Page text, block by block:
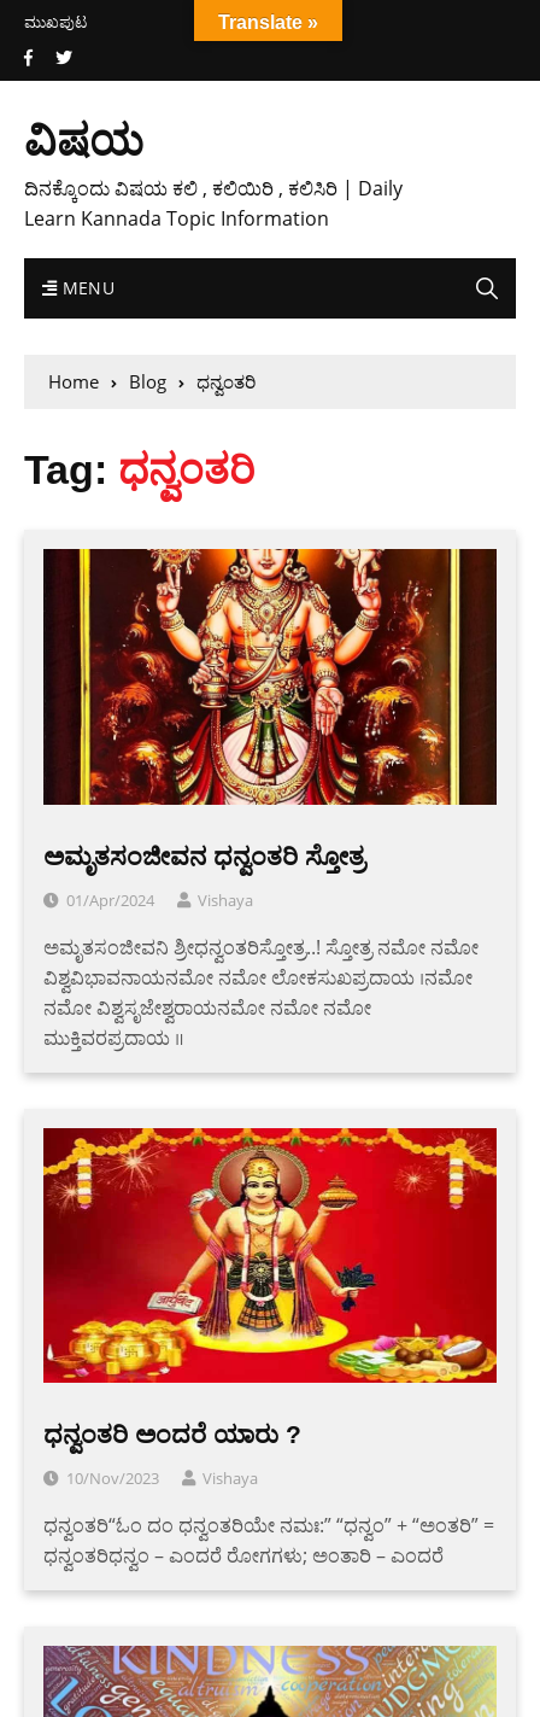
ಮುಖಪುಟ
ವಿಷಯ
ದಿನಕ್ಕೊಂದು ವಿಷಯ ಕಲಿ , ಕಲಿಯಿರಿ , ಕಲಿಸಿರಿ | Daily
Learn Kannada Topic Information
MENU
Home Blog ಧನ್ವಂತರಿ
Tag: ಧನ್ವಂತರಿ
ಅಮೃತಸಂಜೀವನ ಧನ್ವಂತರಿ ಸ್ತೋತ್ರ
01/Apr/2024 Vishaya
ಅಮೃತಸಂಜೀವನಿ ಶ್ರೀಧನ್ವಂತರಿಸ್ತೋತ್ರ..! ಸ್ತೋತ್ರ ನಮೋ ನಮೋ
ವಿಶ್ವವಿಭಾವನಾಯನಮೋ ನಮೋ ಲೋಕಸುಖಪ್ರದಾಯ ।ನಮೋ
ನಮೋ ವಿಶ್ವಸೃಜೇಶ್ವರಾಯನಮೋ ನಮೋ ನಮೋ
ಮುಕ್ತಿವರಪ್ರದಾಯ ॥
ಧನ್ವಂತರಿ ಅಂದರೆ ಯಾರು ?
10/Nov/2023 Vishaya
ಧನ್ವಂತರಿ“ಓಂ ದಂ ಧನ್ವಂತರಿಯೇ ನಮಃ:” “ಧನ್ವಂ” + “ಅಂತರಿ” =
ಧನ್ವಂತರಿಧನ್ವಂ – ಎಂದರೆ ರೋಗಗಳು; ಅಂತಾರಿ – ಎಂದರೆ
Translate »